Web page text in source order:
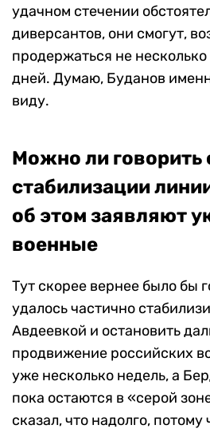
удачном стечении
диверсантов, они смогут,
продержаться не несколько
дней. Думаю, Буданов
виду.
Можно ли говорить
стабилизации
об этом заявляют
военные
Тут скорее вернее было бы
удалось частично
Авдеевкой и остановить
продвижение российских
уже несколько недель, а
пока остаются в «серой
сказал, что надолго, потому